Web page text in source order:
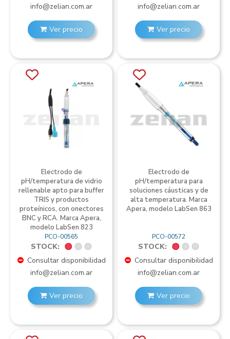
info@zelian.com.ar
Ver precio
info@zelian.com.ar
Ver precio
Electrodo de
pH/temperatura de vidrio
rellenable apto para buffer
TRIS y productos
proteínicos, con onectores
BNC y RCA. Marca Apera,
modelo LabSen 823
PCO-00565
STOCK:
Consultar disponibilidad
info@zelian.com.ar
Ver precio
Electrodo de
pH/temperatura para
soluciones cáusticas y de
alta temperatura. Marca
Apera, modelo LabSen 863
PCO-00572
STOCK:
Consultar disponibilidad
info@zelian.com.ar
Ver precio